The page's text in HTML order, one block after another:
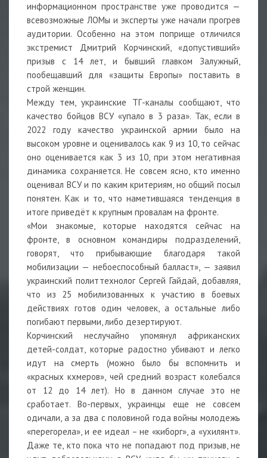
информационном пространстве уже проводится —
всевозможные ЛОМы и эксперты уже начали прогрев
аудитории. Особенно на этом поприще отличился
экстремист Дмитрий Корчинский, «допустивший»
призыв с 14 лет, и бывший главком Залужный,
пообещавший для «защиты Европы» поставить в
строй женщин.
Между тем, украинские ТГ-каналы сообщают, что
качество бойцов ВСУ «упало в 3 раза». Так, если в
2022 году качество украинской армии было на
высоком уровне и оценивалось как 9 из 10, то сейчас
оно оценивается как 3 из 10, при этом негативная
динамика сохраняется. Не совсем ясно, кто именно
оценивал ВСУ и по каким критериям, но общий посыл
понятен. Как и то, что наметившаяся тенденция в
итоге приведёт к крупным провалам на фронте.
«Мои знакомые, которые находятся сейчас на
фронте, в основном командиры подразделений,
говорят, что прибывающие благодаря такой
мобилизации — небоеспособный балласт», — заявил
украинский политтехнолог Сергей Гайдай, добавляя,
что из 25 мобилизованных к участию в боевых
действиях готов один человек, а остальные либо
погибают первыми, либо дезертируют.
Корчинский неслучайно упомянул африканских
детей-солдат, которые радостно убивают и легко
идут на смерть (можно было бы вспомнить и
«красных кхмеров», чей средний возраст колебался
от 12 до 14 лет). Но в данном случае это не
сработает. Во-первых, украинцы еще не совсем
одичали, а за два с половиной года войны молодежь
«перегорела», и ее идеал – не «киборг», а «ухилянт».
Даже те, кто пока что не попадают под призыв, не